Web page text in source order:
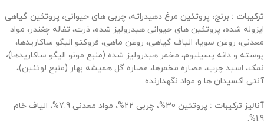
ترکیبات : برنج، پروتئین مرغ دهیدراته، چربی های حیوانی، پروتئین گیاهی
ایزوله شده، پروتئین های حیوانی هیدرولیز شده، ذرت، تفاله چغندر، مواد
معدنی، روغن سویا، الیاف گیاهی، روغن ماهی، فروکتو الیگو ساکاریدها،
پوسته و دانه پسیلیوم، مخمر هیدرولیز شده (منبع مونو الیگو ساکاریدها)،
نمک، اسید چرب، عصاره مخمرها، عصاره گل همیشه بهار (منبع لوتئین)،
آنتی اکسیدان ها و مواد نگهدارنده.
آنالیز ترکیبات :
پروتئین 30%، چربی 22%، مواد معدنی 7.9%، الیاف خام
1.9%.